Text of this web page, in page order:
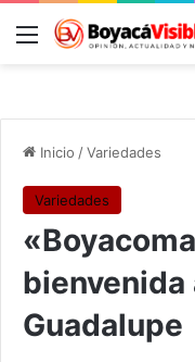
Menú
Inicio /Variedades
Variedades
bienvenida
Guadalupe